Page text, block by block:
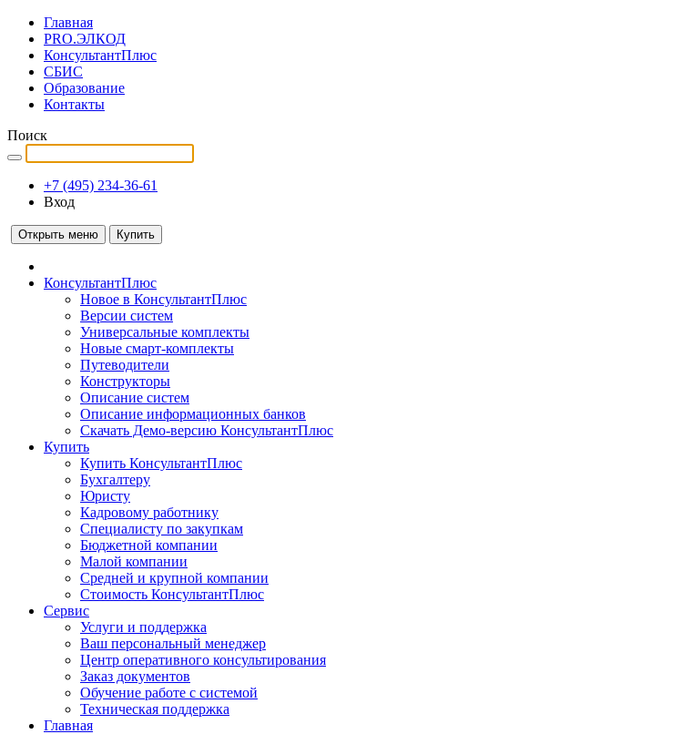
Главная
PRO.ЭЛКОД
КонсультантПлюс
СБИС
Образование
Контакты
Поиск
+7 (495) 234-36-61
Вход
Открыть меню Купить
КонсультантПлюс
Новое в КонсультантПлюс
Версии систем
Универсальные комплекты
Новые смарт-комплекты
Путеводители
Конструкторы
Описание систем
Описание информационных банков
Скачать Демо-версию КонсультантПлюс
Купить
Купить КонсультантПлюс
Бухгалтеру
Юристу
Кадровому работнику
Специалисту по закупкам
Бюджетной компании
Малой компании
Средней и крупной компании
Стоимость КонсультантПлюс
Сервис
Услуги и поддержка
Ваш персональный менеджер
Центр оперативного консультирования
Заказ документов
Обучение работе с системой
Техническая поддержка
Главная